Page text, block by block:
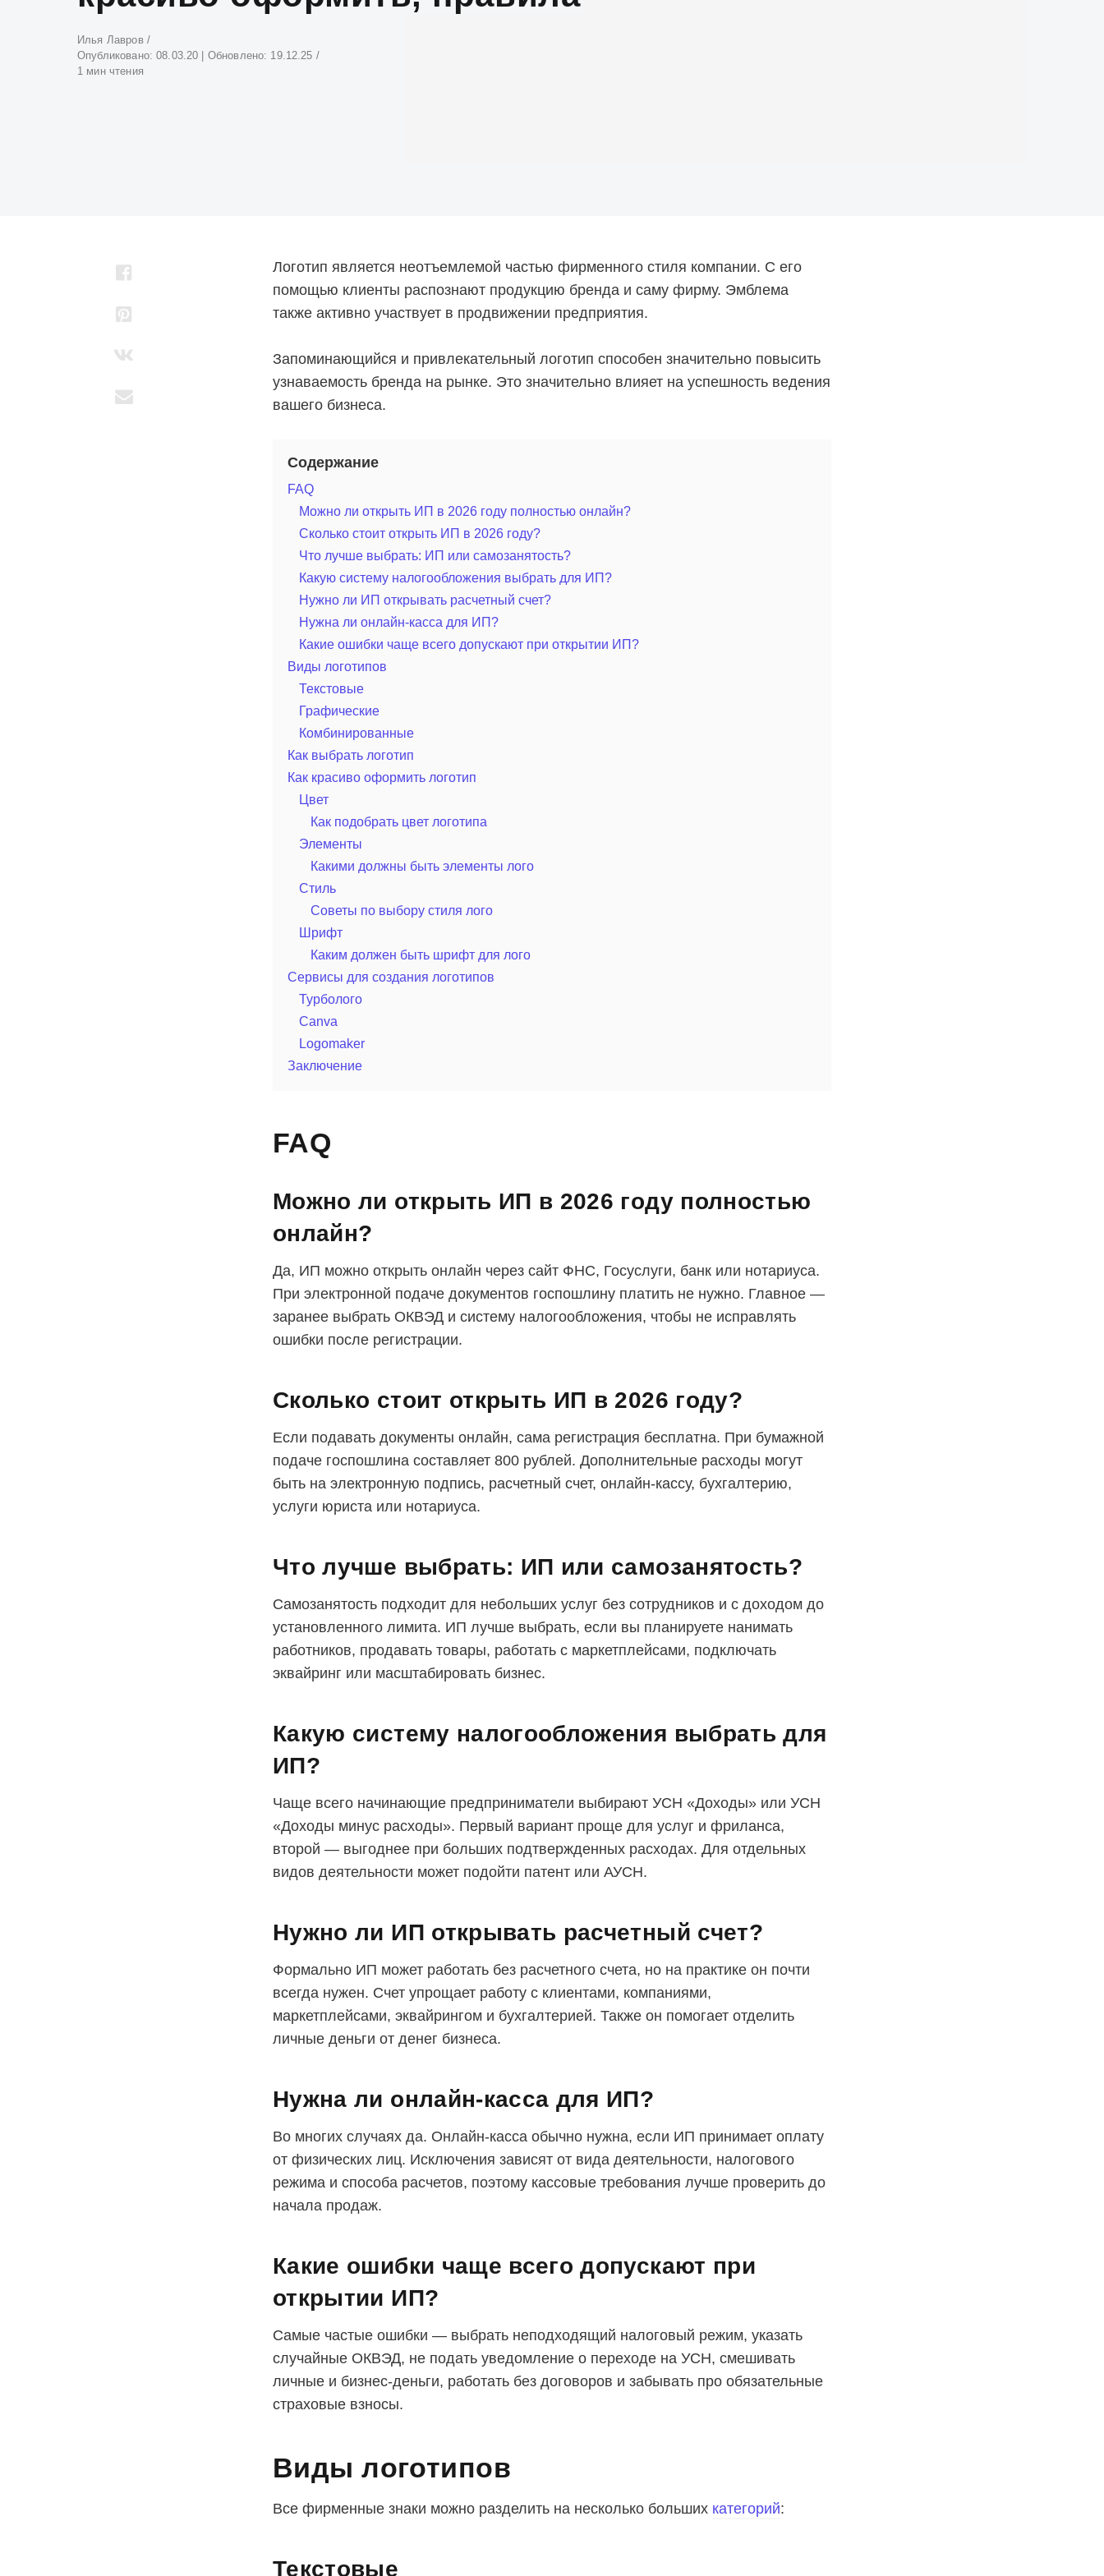
Атвор
Илья Лавров
Опубликовано:08.03.20 | Обновлено: 19.12.25
1 мин чтения
Логотип является неотъемлемой частью фирменного стиля компании. С его
помощью клиенты распознают продукцию бренда и саму фирму. Эмблема
также активно участвует в продвижении предприятия.
Запоминающийся и привлекательный логотип способен значительно повысить
узнаваемость бренда на рынке. Это значительно влияет на успешность ведения
вашего бизнеса.
Содержание
FAQ
Можно ли открыть ИП в 2026 году полностью онлайн?
Сколько стоит открыть ИП в 2026 году?
Что лучше выбрать: ИП или самозанятость?
Какую систему налогообложения выбрать для ИП?
Нужно ли ИП открывать расчетный счет?
Нужна ли онлайн-касса для ИП?
Какие ошибки чаще всего допускают при открытии ИП?
Виды логотипов
Текстовые
Графические
Комбинированные
Как выбрать логотип
Как красиво оформить логотип
Цвет
Как подобрать цвет логотипа
Элементы
Какими должны быть элементы лого
Стиль
Советы по выбору стиля лого
Шрифт
Каким должен быть шрифт для лого
Сервисы для создания логотипов
Турболого
Canva
Logomaker
Заключение
FAQ
Можно ли открыть ИП в 2026 году полностью
онлайн?
Да, ИП можно открыть онлайн через сайт ФНС, Госуслуги, банк или нотариуса.
При электронной подаче документов госпошлину платить не нужно. Главное —
заранее выбрать ОКВЭД и систему налогообложения, чтобы не исправлять
ошибки после регистрации.
Сколько стоит открыть ИП в 2026 году?
Если подавать документы онлайн, сама регистрация бесплатна. При бумажной
подаче госпошлина составляет 800 рублей. Дополнительные расходы могут
быть на электронную подпись, расчетный счет, онлайн-кассу, бухгалтерию,
услуги юриста или нотариуса.
Что лучше выбрать: ИП или самозанятость?
Самозанятость подходит для небольших услуг без сотрудников и с доходом до
установленного лимита. ИП лучше выбрать, если вы планируете нанимать
работников, продавать товары, работать с маркетплейсами, подключать
эквайринг или масштабировать бизнес.
Какую систему налогообложения выбрать для
ИП?
Чаще всего начинающие предприниматели выбирают УСН «Доходы» или УСН
«Доходы минус расходы». Первый вариант проще для услуг и фриланса,
второй — выгоднее при больших подтвержденных расходах. Для отдельных
видов деятельности может подойти патент или АУСН.
Нужно ли ИП открывать расчетный счет?
Формально ИП может работать без расчетного счета, но на практике он почти
всегда нужен. Счет упрощает работу с клиентами, компаниями,
маркетплейсами, эквайрингом и бухгалтерией. Также он помогает отделить
личные деньги от денег бизнеса.
Нужна ли онлайн-касса для ИП?
Во многих случаях да. Онлайн-касса обычно нужна, если ИП принимает оплату
от физических лиц. Исключения зависят от вида деятельности, налогового
режима и способа расчетов, поэтому кассовые требования лучше проверить до
начала продаж.
Какие ошибки чаще всего допускают при
открытии ИП?
Самые частые ошибки — выбрать неподходящий налоговый режим, указать
случайные ОКВЭД, не подать уведомление о переходе на УСН, смешивать
личные и бизнес-деньги, работать без договоров и забывать про обязательные
страховые взносы.
Виды логотипов
Все фирменные знаки можно разделить на несколько больших категорий:
Текстовые